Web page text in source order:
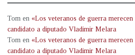
Tom en «Los veteranos de guerra
candidato a diputado Vladimir Melara
Tom en «Los veteranos de guerra
candidato a diputado Vladimir Melara